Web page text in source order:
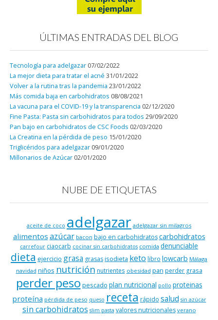
ÚLTIMAS ENTRADAS DEL BLOG
Tecnología para adelgazar 07/02/2022
La mejor dieta para tratar el acné 31/01/2022
Volver a la rutina tras la pandemia 23/01/2022
Más comida baja en carbohidratos 08/08/2021
La vacuna para el COVID-19 y la transparencia 02/12/2020
Fine Pasta: Pasta sin carbohidratos para todos 29/09/2020
Pan bajo en carbohidratos de CSC Foods 02/03/2020
La Creatina en la pérdida de peso 15/01/2020
Triglicéridos para adelgazar 09/01/2020
Millonarios de Azúcar 02/01/2020
NUBE DE ETIQUETAS
aceite de coco adelgazar adelgazar sin milagros
alimentos azúcar bacon bajo en carbohidratos carbohidratos
carrefour ciaocarb cocinar sin carbohidratos comida denunciable
dieta ejercicio grasa grasasisodieta keto libro lowcarb Málaga
navidad niños nutrición nutrientes obesidad pan perder grasa
perder peso pescado plan nutricional pollo proteinas
proteína pérdida de peso queso receta rápido salud sin azúcar
sin carbohidratos slim pasta valores nutricionales verano